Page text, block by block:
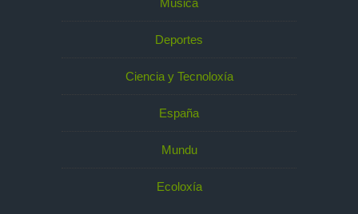
Deportes
Ciencia y Tecnoloxía
España
Mundu
Ecoloxía